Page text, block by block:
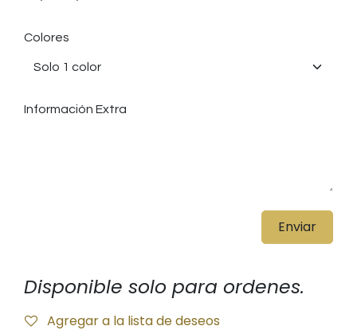
Colores
Información Extra
Enviar
Disponible solo para ordenes.
Agregar a la lista de deseos